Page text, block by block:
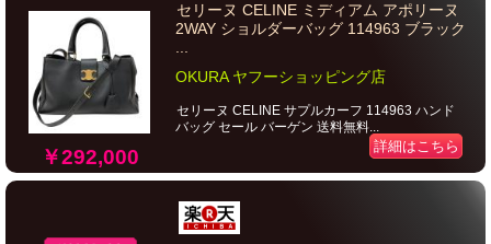
￥292,000
セリーヌ CELINE ミディアム アポリーヌ
2WAY ショルダーバッグ 114963 ブラック
OKURA ヤフーショッピング店
セリーヌ CELINE サプルカーフ 114963 ハンド
バッグ セール バーゲン 送料無料...
詳細はこちら